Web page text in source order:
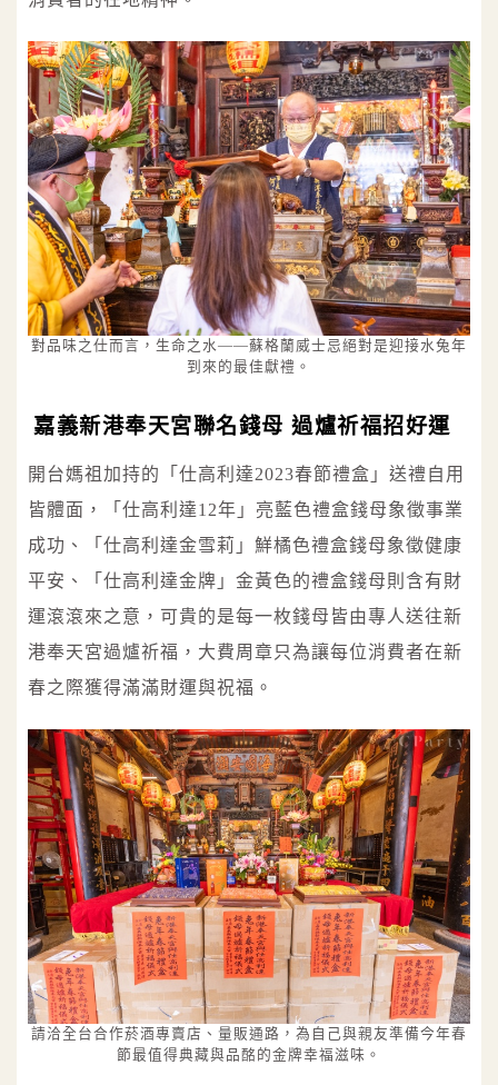
對品味之仕而言，生命之水——蘇格蘭威士忌絕對是迎接水兔年
到來的最佳獻禮。
嘉義新港奉天宮聯名錢母 過爐祈福招好運
開台媽祖加持的「仕高利達2023春節禮盒」送禮自用
皆體面，「仕高利達12年」亮藍色禮盒錢母象徵事業
成功、「仕高利達金雪莉」鮮橘色禮盒錢母象徵健康
平安、「仕高利達金牌」金黃色的禮盒錢母則含有財
運滾滾來之意，可貴的是每一枚錢母皆由專人送往新
港奉天宮過爐祈福，大費周章只為讓每位消費者在新
春之際獲得滿滿財運與祝福。
請洽全台合作菸酒專賣店、量販通路，為自己與親友準備今年春
節最值得典藏與品酩的金牌幸福滋味。